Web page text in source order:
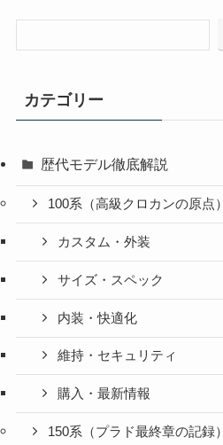
カテゴリー
歴代モデル徹底解説
100系（高級クロカンの原点）
カスタム・外装
サイズ・スペック
内装・快適化
維持・セキュリティ
購入・最新情報
150系（プラド最終章の記録）